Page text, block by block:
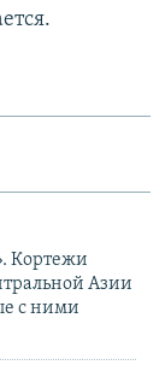
Кортежи
Азии
с ними